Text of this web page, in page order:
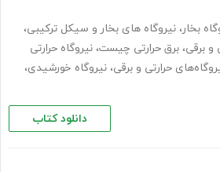
بخار، نیروگاه های بخار و سیکل ترکیبی،
و برقی، برق حرارتی چیست، نیروگاه حرارتی
، نیروگاه خورشیدی،
دانلود کتاب